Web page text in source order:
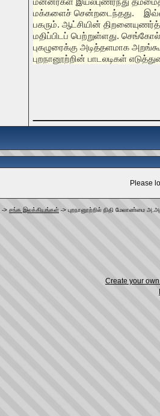
மக்களைச் சென்றடைந்தது.
பகரும். ஆட்சியின்
மதிப்பிடப் பெற்றுள்ளது.
புகழுரைக்கு அடித்தளமாக
புறநானூற்றின் பாடலடிகள்
Please
-> சங்க இலக்கியங்கள் -> புறநானூற்றில் நிதி மேலாண்மை
Create your